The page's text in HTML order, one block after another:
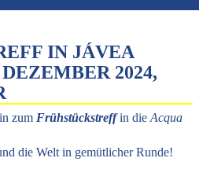
IN JÁVEA
2024,
zum Frühstückstreffin die Acqua
die Welt in gemütlicher Runde!